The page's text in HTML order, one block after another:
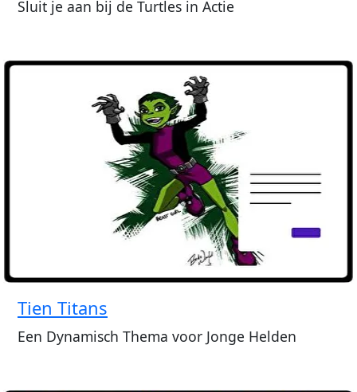
Sluit je aan bij de Turtles in Actie
Tien Titans
Een Dynamisch Thema voor Jonge Helden